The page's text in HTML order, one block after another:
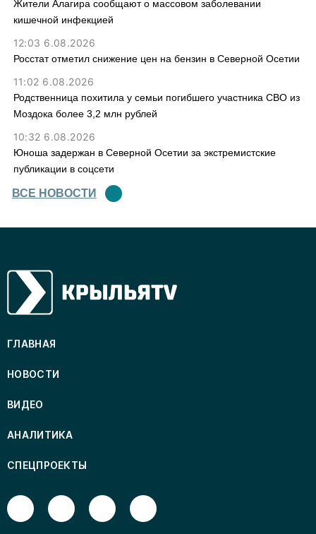
Жители Алагира сообщают о массовом заболевании
кишечной инфекцией
12:03 6.08.2026
Росстат отметил снижение цен на бензин в Северной Осетии
11:02 6.08.2026
Родственница похитила у семьи погибшего участника СВО из
Моздока более 3,2 млн рублей
10:32 6.08.2026
Юноша задержан в Северной Осетии за экстремистские
публикации в соцсети
ВСЕ НОВОСТИ
ГЛАВНАЯ
НОВОСТИ
ВИДЕО
АНАЛИТИКА
СПЕЦПРОЕКТЫ